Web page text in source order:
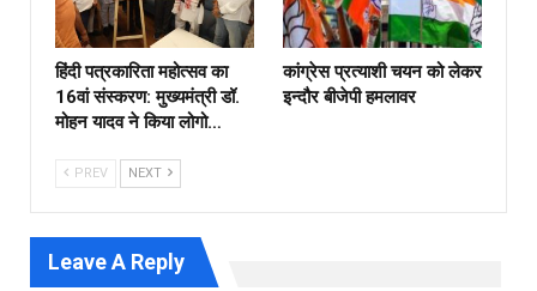
हिंदी पत्रकारिता महोत्सव का
16वां संस्करण: मुख्यमंत्री डॉ.
मोहन यादव ने किया लोगो…
कांग्रेस प्रत्याशी चयन को लेकर
इन्दौर बीजेपी हमलावर
PREV NEXT
Leave A Reply